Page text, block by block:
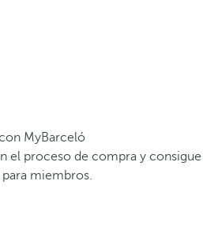
MyBarceló
el proceso de compra y consigue
miembros.